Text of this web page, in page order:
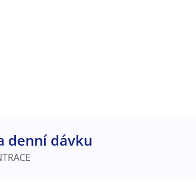
denní dávku